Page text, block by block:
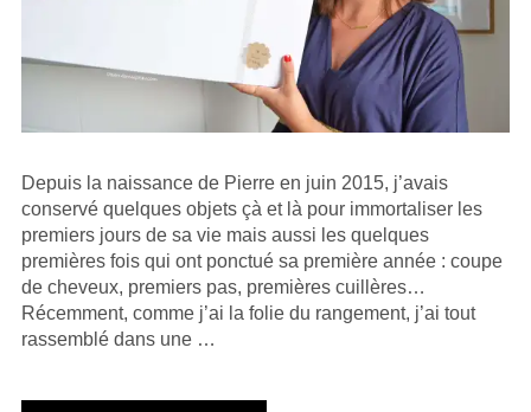
Depuis la naissance de Pierre en juin 2015, j’avais
conservé quelques objets çà et là pour immortaliser les
premiers jours de sa vie mais aussi les quelques
premières fois qui ont ponctué sa première année : coupe
de cheveux, premiers pas, premières cuillères…
Récemment, comme j’ai la folie du rangement, j’ai tout
rassemblé dans une …